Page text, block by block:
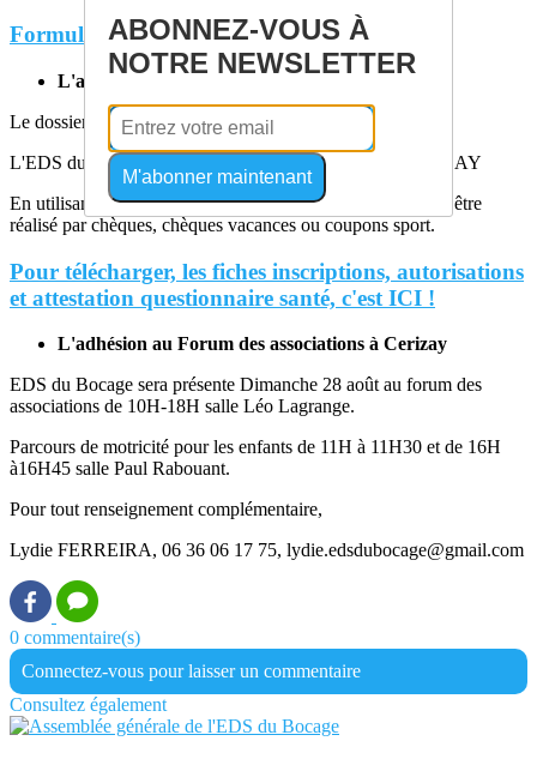
Formulaire adhésion en ligne
L'adhésion par voie postale
Le dossier est à renvoyer par courrier :
L'EDS du Bocage, 9 rue du pas des pierres, 79140 CERIZAY
En utilisant l'inscription par voie postale, le règlement peut être
réalisé par chèques, chèques vacances ou coupons sport.
Pour télécharger, les fiches inscriptions, autorisations
et attestation questionnaire santé, c'est ICI !
L'adhésion au Forum des associations à Cerizay
EDS du Bocage sera présente Dimanche 28 août au forum des
associations de 10H-18H salle Léo Lagrange.
Parcours de motricité pour les enfants de 11H à 11H30 et de 16H
à16H45 salle Paul Rabouant.
Pour tout renseignement complémentaire,
Lydie FERREIRA, 06 36 06 17 75, lydie.edsdubocage@gmail.com
0 commentaire(s)
Connectez-vous pour laisser un commentaire
Consultez également
ABONNEZ-VOUS À
NOTRE NEWSLETTER
M'abonner maintenant